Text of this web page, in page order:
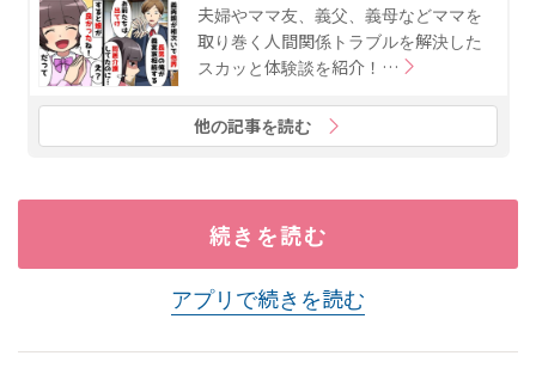
夫婦やママ友、義父、義母などママを
取り巻く人間関係トラブルを解決した
スカッと体験談を紹介！…
他の記事を読む
続きを読む
アプリで続きを読む